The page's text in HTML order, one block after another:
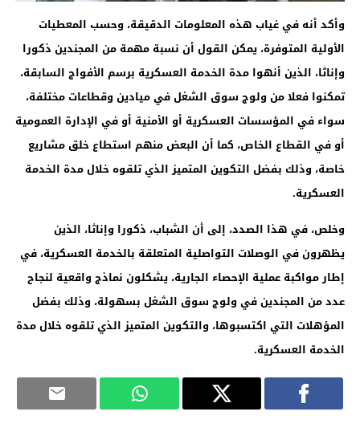
وأكد أنه في غياب هذه المعلومات الدقيقة، وحسب المعطيات
الأولية المتوفرة، يمكن القول أن نسبة مهمة من المجندين ذكورا
وإناثا، الذين أنهوا مدة الخدمة العسكرية برسم الأفواج السابقة،
تمكنوا فعلا من ولوج سوق الشغل في ميادين وقطاعات مختلفة،
سواء في المؤسسات العسكرية أو الأمنية أو في الإدارة العمومية
أو في القطاع الخاص، كما أن البعض منهم استطاع خلق مشاريع
خاصة، وذلك بفضل التكوين المتميز الذي تلقوه خلال مدة الخدمة
العسكرية.
وخلص، في هذا الصدد، إلى أن الشباب، ذكورا وإناثا، الذين
يظهرون في الوصلات التواصلية المتعلقة بالخدمة العسكرية، في
إطار مواكبة عملية الإحصاء الجارية، يشكلون نماذج واقعية لنجاح
عدد من المجندين في ولوج سوق الشغل بسهولة، وذلك بفضل
المؤهلات التي اكتسبوها، والتكوين المتميز الذي تلقوه خلال مدة
الخدمة العسكرية.